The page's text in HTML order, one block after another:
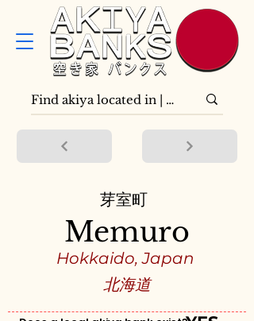
北海道
Memuro
Hokkaido, Japan
芽室町